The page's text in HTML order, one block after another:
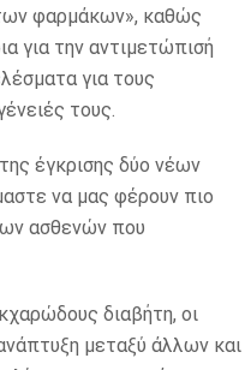
φαρμάκων», καθώς
για την αντιμετώπισή
για τους
τους.
έγκρισης δύο νέων
να μας φέρουν πιο
ασθενών που
διαβήτη, οι
μεταξύ άλλων και